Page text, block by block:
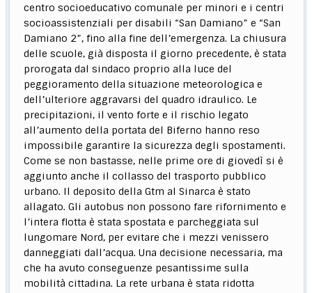
centro socioeducativo comunale per minori e i centri
socioassistenziali per disabili “San Damiano” e “San
Damiano 2”, fino alla fine dell’emergenza. La chiusura
delle scuole, già disposta il giorno precedente, è stata
prorogata dal sindaco proprio alla luce del
peggioramento della situazione meteorologica e
dell’ulteriore aggravarsi del quadro idraulico. Le
precipitazioni, il vento forte e il rischio legato
all’aumento della portata del Biferno hanno reso
impossibile garantire la sicurezza degli spostamenti.
Come se non bastasse, nelle prime ore di giovedì si è
aggiunto anche il collasso del trasporto pubblico
urbano. Il deposito della Gtm al Sinarca è stato
allagato. Gli autobus non possono fare rifornimento e
l’intera flotta è stata spostata e parcheggiata sul
lungomare Nord, per evitare che i mezzi venissero
danneggiati dall’acqua. Una decisione necessaria, ma
che ha avuto conseguenze pesantissime sulla
mobilità cittadina. La rete urbana è stata ridotta